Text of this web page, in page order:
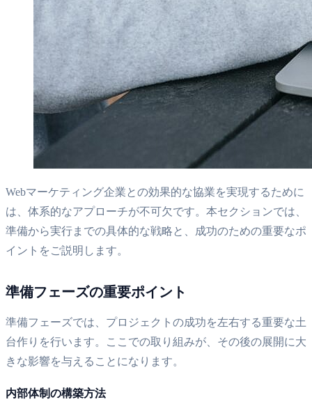
Webマーケティング企業との効果的な協業を実現するために
は、体系的なアプローチが不可欠です。本セクションでは、
準備から実行までの具体的な戦略と、成功のための重要なポ
イントをご説明します。
準備フェーズの重要ポイント
準備フェーズでは、プロジェクトの成功を左右する重要な土
台作りを行います。ここでの取り組みが、その後の展開に大
きな影響を与えることになります。
内部体制の構築方法